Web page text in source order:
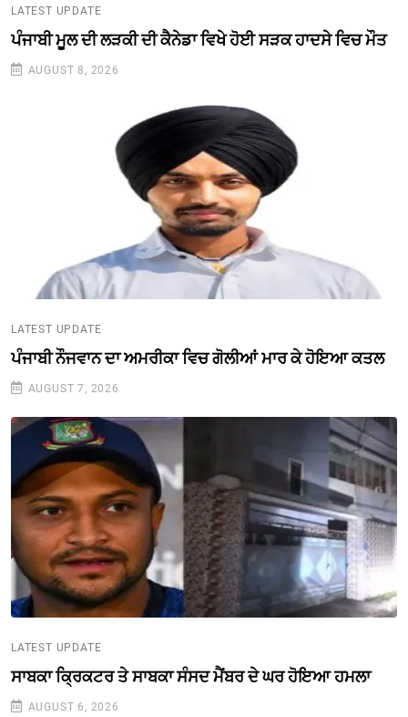
LATEST UPDATE
ਪੰਜਾਬੀ ਮੂਲ ਦੀ ਲੜਕੀ ਦੀ ਕੈਨੇਡਾ ਵਿਖੇ ਹੋਈ ਸੜਕ ਹਾਦਸੇ ਵਿਚ ਮੌਤ
AUGUST 8, 2026
LATEST UPDATE
ਪੰਜਾਬੀ ਨੌਜਵਾਨ ਦਾ ਅਮਰੀਕਾ ਵਿਚ ਗੋਲੀਆਂ ਮਾਰ ਕੇ ਹੋਇਆ ਕਤਲ
AUGUST 7, 2026
LATEST UPDATE
ਸਾਬਕਾ ਕ੍ਰਿਕਟਰ ਤੇ ਸਾਬਕਾ ਸੰਸਦ ਮੈਂਬਰ ਦੇ ਘਰ ਹੋਇਆ ਹਮਲਾ
AUGUST 6, 2026